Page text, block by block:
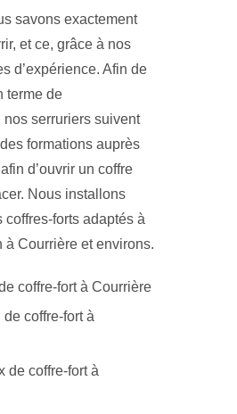
savons exactement
et ce, grâce à nos
d’expérience. Afin de
terme de
serruriers suivent
formations auprès
d’ouvrir un coffre
Nous installons
coffres-forts adaptés à
à Courrière et environs.
coffre-fort à Courrière
de coffre-fort à
de coffre-fort à